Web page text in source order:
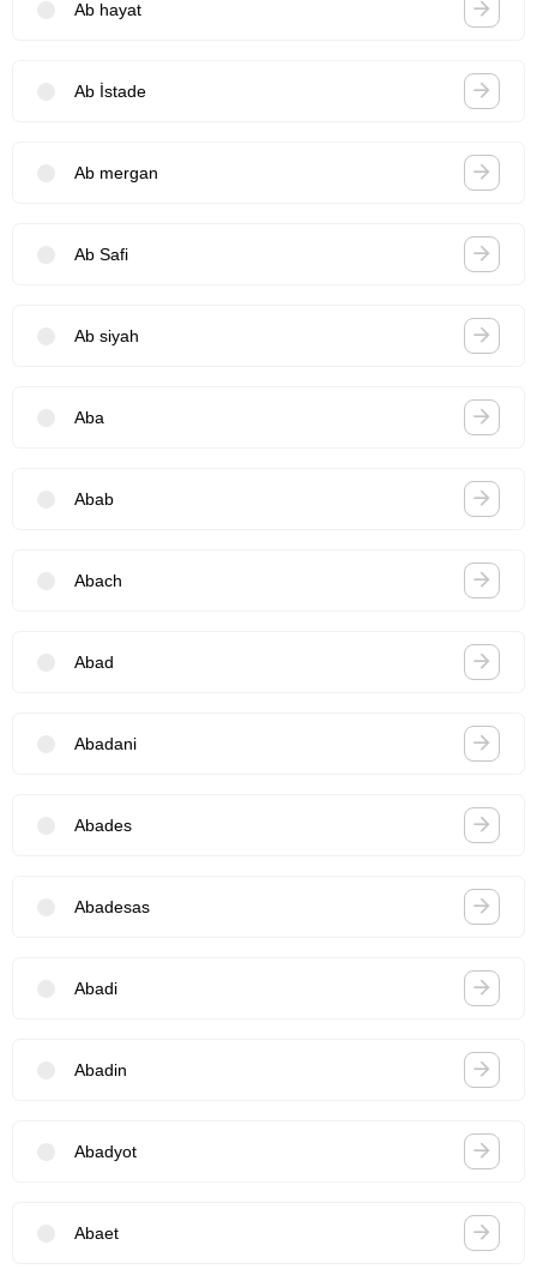
Ab hayat
Ab İstade
Ab mergan
Ab Safi
Ab siyah
Aba
Abab
Abach
Abad
Abadani
Abades
Abadesas
Abadi
Abadin
Abadyot
Abaet